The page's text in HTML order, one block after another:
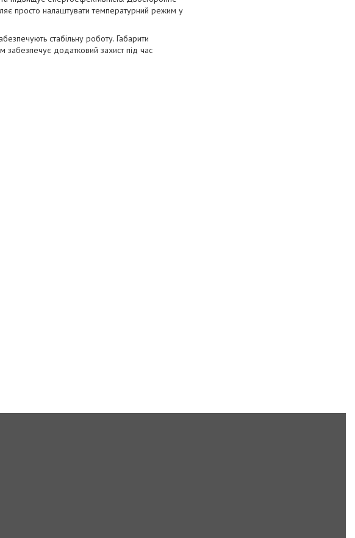
просто налаштувати температурний режим у
стабільну роботу. Габарити
додатковий захист під час